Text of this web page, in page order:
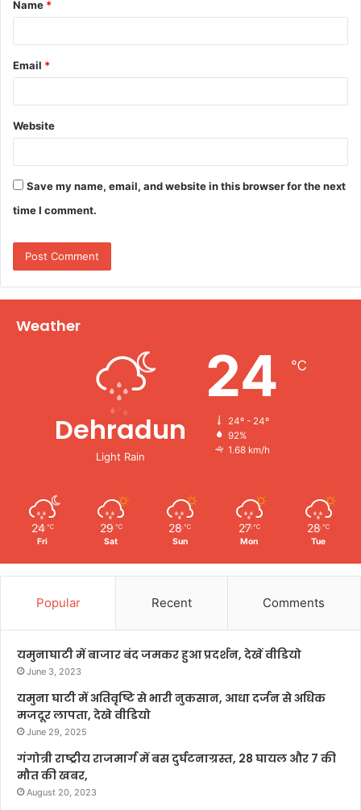
*
Name *
Email *
Website
Save my name, email, and website in this browser for the next
time I comment.
Weather
Dehradun
Light Rain
24 ℃
24º - 24º
92%
1.68 km/h
24 ℃
Fri
29 ℃
Sat
28 ℃
Sun
27 ℃
Mon
28 ℃
Tue
Popular Recent Comments
यमुनाघाटी में बाजार बंद जमकर हुआ प्रदर्शन, देखें वीडियो
June 3, 2023
यमुना घाटी में अतिवृष्टि से भारी नुकसान, आधा दर्जन से अधिक
मजदूर लापता, देखे वीडियो
June 29, 2025
गंगोत्री राष्ट्रीय राजमार्ग में बस दुर्घटनाग्रस्त, 28 घायल और 7 की
मौत की खबर,
August 20, 2023